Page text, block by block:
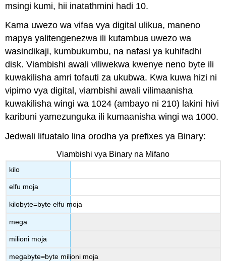
msingi kumi, hii inatathmini hadi 10.
Kama uwezo wa vifaa vya digital ulikua, maneno
mapya yalitengenezwa ili kutambua uwezo wa
wasindikaji, kumbukumbu, na nafasi ya kuhifadhi
disk. Viambishi awali viliwekwa kwenye neno byte ili
kuwakilisha amri tofauti za ukubwa. Kwa kuwa hizi ni
vipimo vya digital, viambishi awali vilimaanisha
kuwakilisha wingi wa 1024 (ambayo ni 210) lakini hivi
karibuni yamezunguka ili kumaanisha wingi wa 1000.
Jedwali lifuatalo lina orodha ya prefixes ya Binary:
Viambishi vya Binary na Mifano
kilo
elfu moja
kilobyte=byte elfu moja
mega
milioni moja
megabyte=byte milioni moja